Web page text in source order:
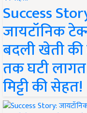
Success
जायटॉनिक
बदली खेती की
तक घटी
मिट्टी की सेहत!